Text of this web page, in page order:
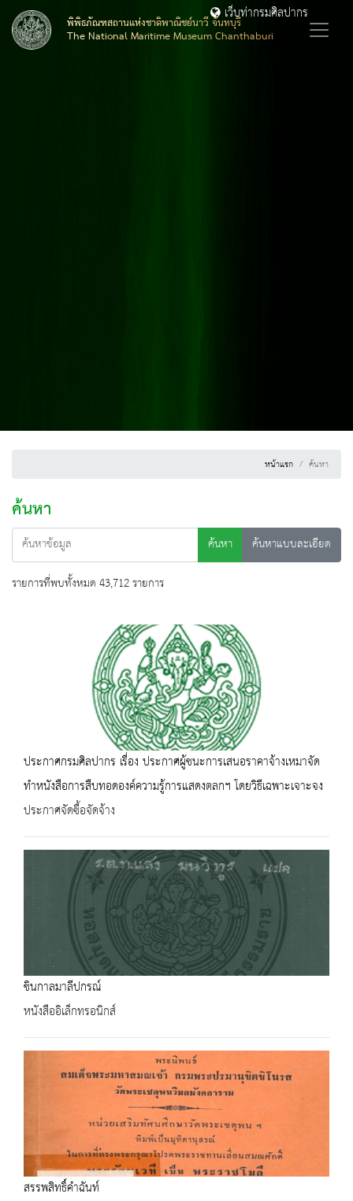
พิพิธภัณฑสถานแห่งชาติพาณิชย์นาวี จันทบุรี
The National Maritime Museum Chanthaburi
เว็บท่ากรมศิลปากร
หน้าแรก ค้นหา
ค้นหา
ค้นหา
ค้นหาแบบละเอียด
รายการที่พบทั้งหมด 43,712 รายการ
ประกาศกรมศิลปากร เรื่อง ประกาศผู้ชนะการเสนอราคาจ้างเหมาจัด
ทำหนังสือการสืบทอดองค์ความรู้การแสดงตลกฯ โดยวิธีเฉพาะเจาะจง
ประกาศจัดซื้อจัดจ้าง
ชินกาลมาลีปกรณ์
หนังสืออิเล็กทรอนิกส์
สรรพสิทธิ์คำฉันท์